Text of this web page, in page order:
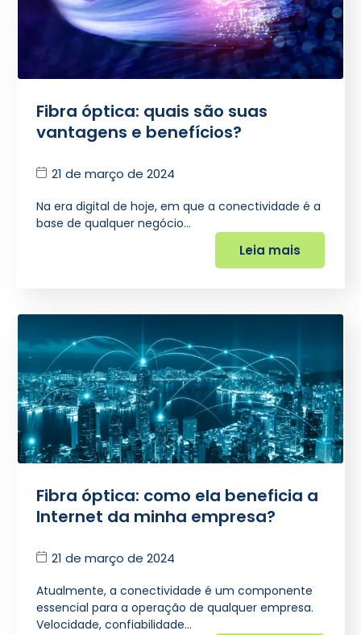
Fibra óptica: quais são suas
vantagens e benefícios?
21 de março de 2024
Na era digital de hoje, em que a conectividade é a
base de qualquer negócio…
Leia mais
Fibra óptica: como ela beneficia a
Internet da minha empresa?
21 de março de 2024
Atualmente, a conectividade é um componente
essencial para a operação de qualquer empresa.
Velocidade, confiabilidade…